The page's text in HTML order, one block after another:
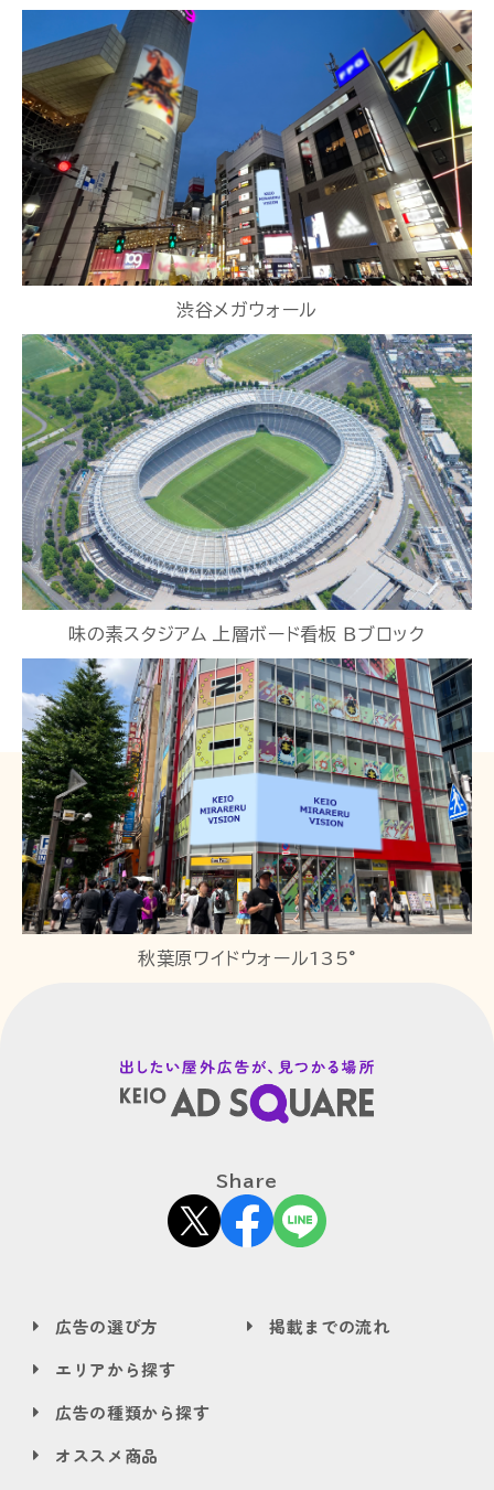
渋谷メガウォール
味の素スタジアム 上層ボード看板 Ｂブロック
秋葉原ワイドウォール135°
Share
広告の選び方
掲載までの流れ
エリアから探す
広告の種類から探す
オススメ商品